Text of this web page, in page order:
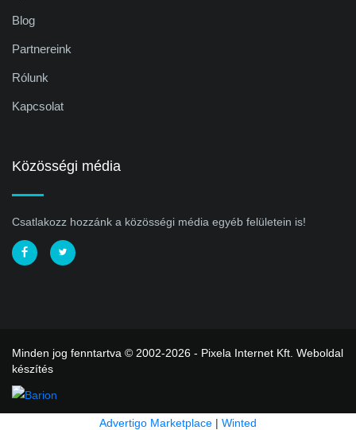
Blog
Partnereink
Rólunk
Kapcsolat
Közösségi média
Csatlakozz hozzánk a közösségi média egyéb felületein is!
Minden jog fenntartva © 2002-2026 - Pixela Internet Kft. Weboldal
készítés
Advertigo Marketplace | Winted